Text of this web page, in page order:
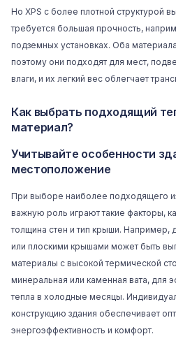
Но XPS с более плотной структурой
требуется большая прочность,
подземных установках. Оба
поэтому они подходят для мест,
влаги, и их легкий вес облегчает
Как выбрать подходящий
материал?
Учитывайте особенности
местоположение
При выборе наиболее подходящего
важную роль играют такие факторы,
толщина стен и тип крыши. Например,
или плоскими крышами может быть
материалы с высокой термической
минеральная или каменная вата, для
тепла в холодные месяцы.
конструкцию здания обеспечивает
энергоэффективность и комфорт.